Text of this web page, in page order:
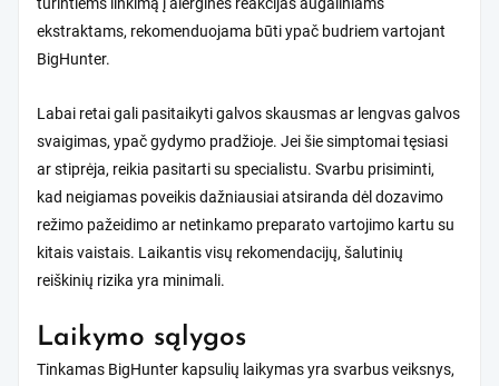
turintiems linkimą į alergines reakcijas augaliniams
ekstraktams, rekomenduojama būti ypač budriem vartojant
BigHunter.
Labai retai gali pasitaikyti galvos skausmas ar lengvas galvos
svaigimas, ypač gydymo pradžioje. Jei šie simptomai tęsiasi
ar stiprėja, reikia pasitarti su specialistu. Svarbu prisiminti,
kad neigiamas poveikis dažniausiai atsiranda dėl dozavimo
režimo pažeidimo ar netinkamo preparato vartojimo kartu su
kitais vaistais. Laikantis visų rekomendacijų, šalutinių
reiškinių rizika yra minimali.
Laikymo sąlygos
Tinkamas BigHunter kapsulių laikymas yra svarbus veiksnys,